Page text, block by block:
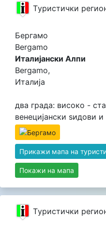
Tуристички
Бергамо
Bergamo
Италијански Алпи
Bergamo,
Италија
два града: високо -
венецијански ѕидови
Прикажи мапа на
Покажи на мапа
Tуристички